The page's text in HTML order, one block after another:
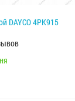
DAYCO 4PK915